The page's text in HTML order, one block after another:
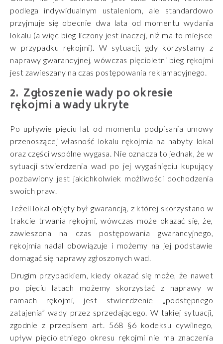
podlega indywidualnym ustaleniom, ale standardowo
przyjmuje się obecnie dwa lata od momentu wydania
lokalu (a więc bieg liczony jest inaczej, niż ma to miejsce
w przypadku rękojmi). W sytuacji, gdy korzystamy z
naprawy gwarancyjnej, wówczas pięcioletni bieg rękojmi
jest zawieszany na czas postępowania reklamacyjnego.
Zgłoszenie wady po okresie
rękojmi a wady ukryte
Po upływie pięciu lat od momentu podpisania umowy
przenoszącej własność lokalu rękojmia na nabyty lokal
oraz części wspólne wygasa. Nie oznacza to jednak, że w
sytuacji stwierdzenia wad po jej wygaśnięciu kupujący
pozbawiony jest jakichkolwiek możliwości dochodzenia
swoich praw.
Jeżeli lokal objęty był gwarancją, z której skorzystano w
trakcie trwania rękojmi, wówczas może okazać się, że,
zawieszona na czas postępowania gwarancyjnego,
rękojmia nadal obowiązuje i możemy na jej podstawie
domagać się naprawy zgłoszonych wad.
Drugim przypadkiem, kiedy okazać się może, że nawet
po pięciu latach możemy skorzystać z naprawy w
ramach rękojmi, jest stwierdzenie „podstępnego
zatajenia” wady przez sprzedającego. W takiej sytuacji,
zgodnie z przepisem art. 568 §6 kodeksu cywilnego,
upływ pięcioletniego okresu rękojmi nie ma znaczenia